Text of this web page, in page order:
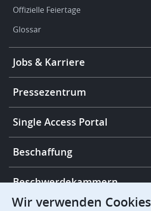
Offizielle Feiertage
Glossar
More
links
Jobs & Karriere
Pressezentrum
Single Access Portal
Beschaffung
Beschwerdekammern
Wir verwenden Cookies